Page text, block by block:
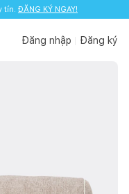
tín. ĐĂNG KÝ NGAY!
Đăng nhập Đăng ký